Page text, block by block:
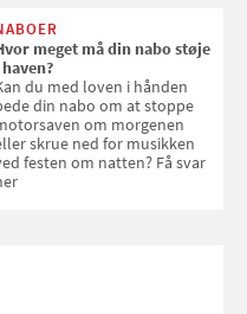
meget må din nabo støje
du med loven i hånden
din nabo om at stoppe
om morgenen
skrue ned for musikken
festen om natten? Få svar